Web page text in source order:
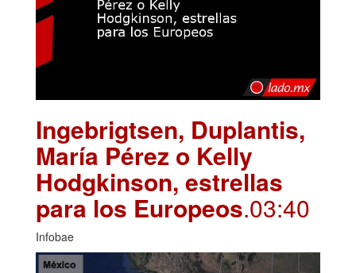
Ingebrigtsen, Duplantis,
María Pérez o Kelly
Hodgkinson, estrellas
para los Europeos.03:40
Infobae